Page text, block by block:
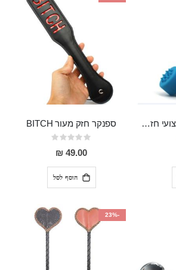
"Artur" רוקט פוקט מקצועי חזק במיוחד ספנקר חזק מעור BITCH
Rating:
0%
49.00 ₪
הוסף לסל
-23%